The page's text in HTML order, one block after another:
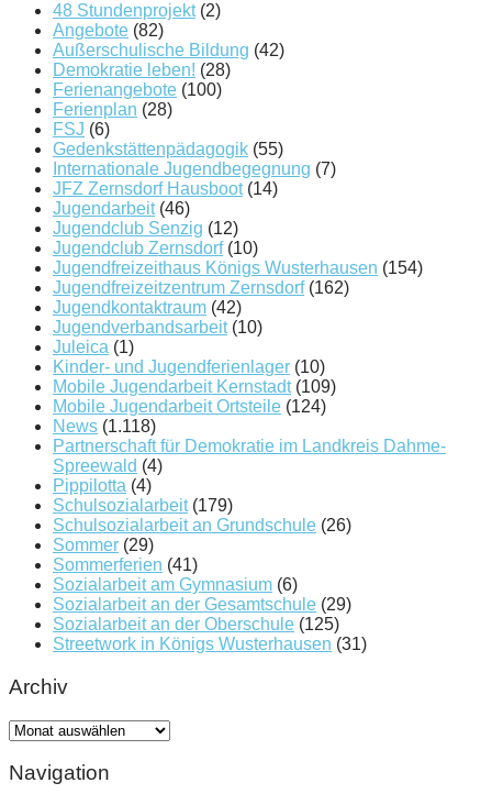
48 Stundenprojekt(2)
Angebote (82)
Außerschulische Bildung (42)
Demokratie leben! (28)
Ferienangebote (100)
Ferienplan (28)
FSJ (6)
Gedenkstättenpädagogik (55)
Internationale Jugendbegegnung (7)
JFZ Zernsdorf Hausboot(14)
Jugendarbeit(46)
Jugendclub Senzig (12)
Jugendclub Zernsdorf(10)
Jugendfreizeithaus Königs Wusterhausen (154)
Jugendfreizeitzentrum Zernsdorf(162)
Jugendkontaktraum (42)
Jugendverbandsarbeit(10)
Juleica (1)
Kinder- und Jugendferienlager (10)
Mobile Jugendarbeit Kernstadt(109)
Mobile Jugendarbeit Ortsteile (124)
News (1.118)
Partnerschaft für Demokratie im Landkreis Dahme-
Spreewald (4)
Pippilotta (4)
Schulsozialarbeit(179)
Schulsozialarbeit an Grundschule (26)
Sommer (29)
Sommerferien (41)
Sozialarbeit am Gymnasium (6)
Sozialarbeit an der Gesamtschule (29)
Sozialarbeit an der Oberschule (125)
Streetwork in Königs Wusterhausen (31)
Archiv
Archiv
Navigation